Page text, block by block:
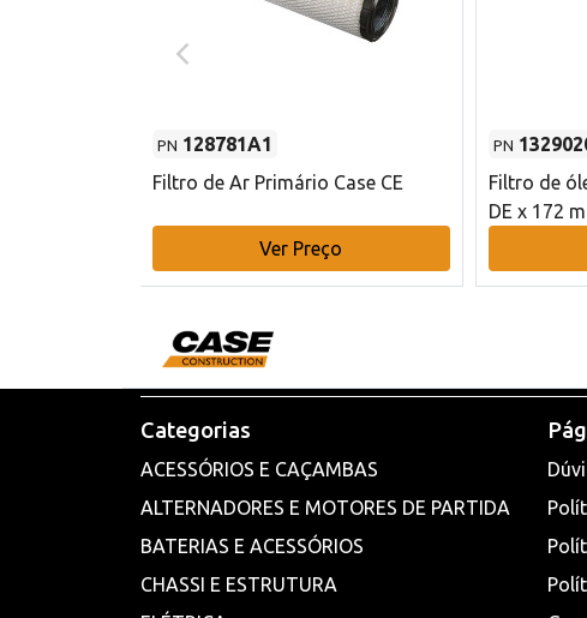
PN 128781A1
Filtro de Ar Primário Case CE
Ver Preço
PN
Filtro de
DE x 172
Categorias
ACESSÓRIOS E CAÇAMBAS
ALTERNADORES E MOTORES DE PARTIDA
BATERIAS E ACESSÓRIOS
CHASSI E ESTRUTURA